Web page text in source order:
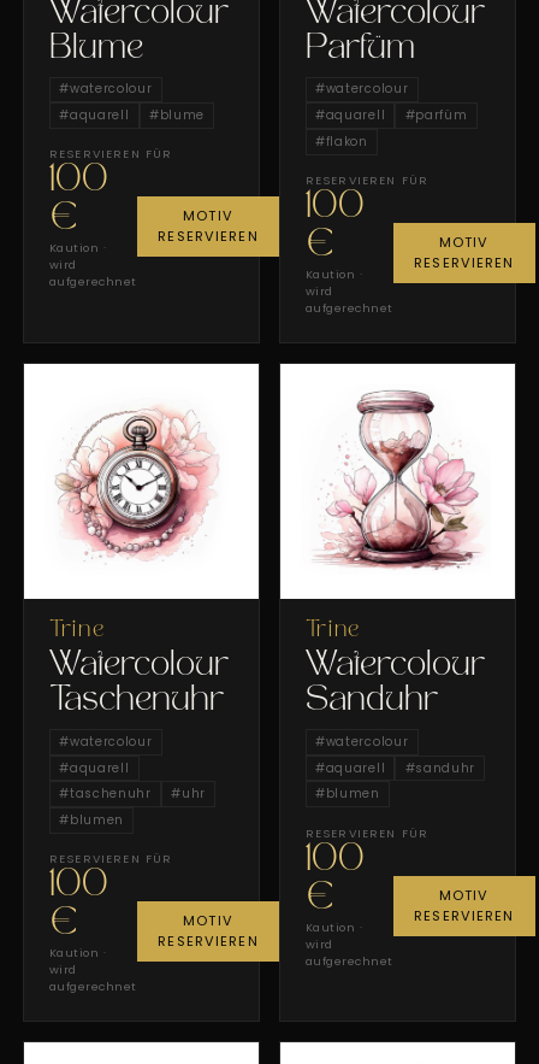
Watercolour
Blume
#watercolour
#aquarell # blume
RESERVIEREN FÜR
100
€
Kaution ·
wird
aufgerechnet
MOTIV
RESERVIEREN
Watercolour
Parfüm
#watercolour
#aquarell #parfüm
#flakon
RESERVIEREN FÜR
100
€
Kaution ·
wird
aufgerechnet
MOTIV
RESERVIEREN
Trine
Watercolour
Taschenuhr
#watercolour
#aquarell
#taschenuhr #uhr
# blumen
RESERVIEREN FÜR
100
€
Kaution ·
wird
aufgerechnet
MOTIV
RESERVIEREN
Trine
Watercolour
Sanduhr
#watercolour
#aquarell #sanduhr
# blumen
RESERVIEREN FÜR
100
€
Kaution ·
wird
aufgerechnet
MOTIV
RESERVIEREN